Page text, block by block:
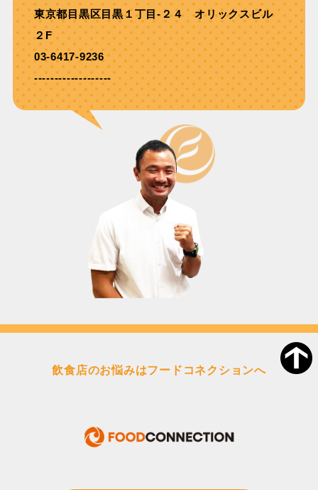
東京都目黒区目黒１丁目-２４ オリックスビル
２F
03-6417-9236
-------------------
飲食店のお悩みはフードコネクションへ